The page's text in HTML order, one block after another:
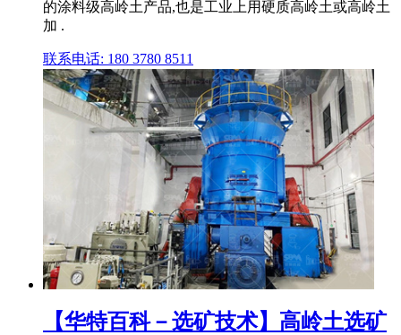
的涂料级高岭土产品,也是工业上用硬质高岭土或高岭土
加 .
联系电话: 180 3780 8511
【华特百科－选矿技术】高岭土选矿